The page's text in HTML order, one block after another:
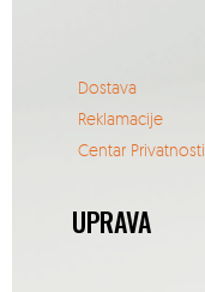
Dostava
Reklamacije
Centar Privatnosti
UPRAVA